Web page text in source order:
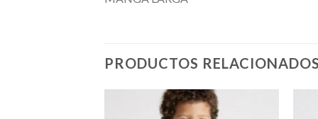
PRODUCTOS